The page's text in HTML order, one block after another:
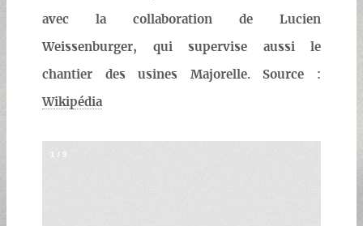
avec la collaboration de Lucien
Weissenburger, qui supervise aussi le
chantier des usines Majorelle. Source :
Wikipédia
1 / 9